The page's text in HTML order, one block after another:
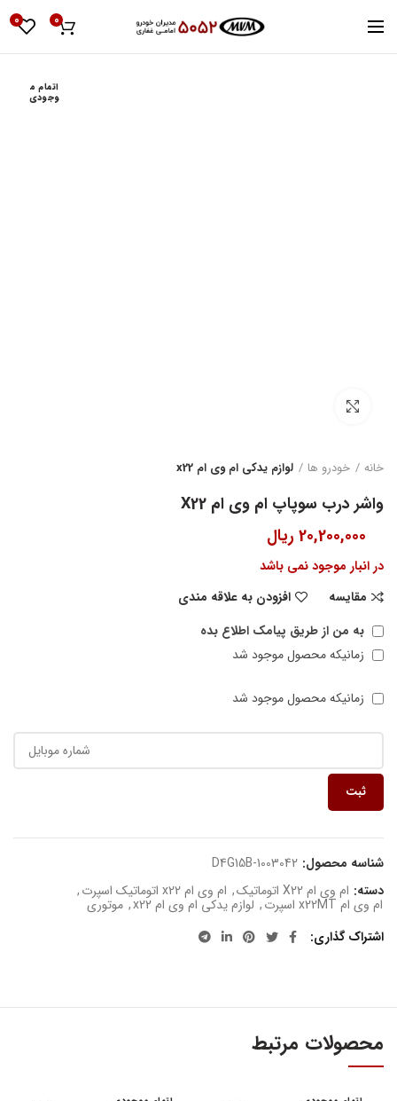
0
0
اتمام م
وجودی
خانه خودرو ها لوازم یدکی ام وی ام x22
واشر درب سوپاپ ام وی ام X22
20,200,000 ریال
در انبار موجود نمی باشد
مقایسه
افزودن به علاقه مندی
به من از طریق پیامک اطلاع بده
زمانیکه محصول موجود شد
زمانیکه محصول موجود شد
ثبت
شناسه محصول: D4G15B-1003042
دسته: ام وی ام X22 اتوماتیک , ام وی ام x22 اتوماتیک اسپرت ,
ام وی ام x22MT اسپرت , لوازم یدکی ام وی ام x22 , موتوری
اشتراک گذاری
محصولات مرتبط